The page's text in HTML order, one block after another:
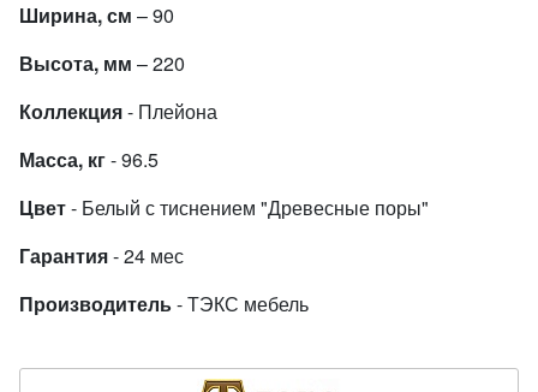
Ширина, см – 90
Высота, мм – 220
Коллекция- Плейона
Масса, кг- 96.5
Цвет- Белый с тиснением "Древесные поры"
Гарантия- 24 мес
Производитель- ТЭКС мебель